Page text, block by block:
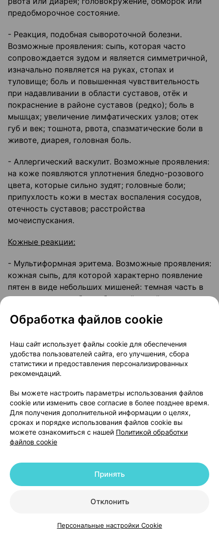
КаталогКорзинаИзбранноеПрофиль
предобморочное состояние.
- Реакция, подобная сывороточной болезни.
Возможные проявления: сыпь, которая часто
сопровождается зудом и является симметричной,
изначально появляется на руках, стопах и
туловище; боль и повышенная чувствительность
при надавливании в области суставов, отёк и
покраснение в районе суставов (редко); боль в
мышцах; увеличение лимфатических узлов; отек
губ и век; тошнота, рвота, спазматические боли в
животе, диарея, головная боль.
- Аллергический васкулит. Возможные проявления:
на коже появляются уплотнения бледно-розового
цвета, которые сильно зудят; головные боли;
припухлость кожи в местах воспаления сосудов,
отечность суставов; расстройства
мочеиспускания.
Кожные реакции:
- Мультиформная эритема. Возможные проявления:
кожная сыпь, для которой характерно появление
пятен в виде небольших мишеней: темная часть в
центре окружена более бледной зоной, по контуру
образовываться также пятна другого вида,
- Синдром Стивенса-Джонсона, токсический
эпидермальный некролиз. Возможные проявления:
распространенная сыпь в виде красных пятен,
пузырей, болезненных язв, сопровождающаяся
шелушением и отслоением кожи и слизистых
оболочек; поражаются слизистые оболочки
ротовой полости, носа, глаз, половых органов,
любые участки кожи; до появления изменений на
повышение температуры тела, озноб, боль в горле,
головная боль.
Возможные проявления: обширное воспаление и
образованием пузырей или шелушением кожи.
Обработка файлов cookie
Наш сайт использует файлы cookie для обеспечения
удобства пользователей сайта, его улучшения, сбора
статистики и предоставления персонализированных
рекомендаций.
Вы можете настроить параметры использования файлов
cookie или изменить свое согласие в более позднее время.
Для получения дополнительной информации о целях,
сроках и порядке использования файлов cookie вы
можете ознакомиться с нашей Политикой обработки
файлов cookie
Отклонить
Принять
Персональные настройки Cookie